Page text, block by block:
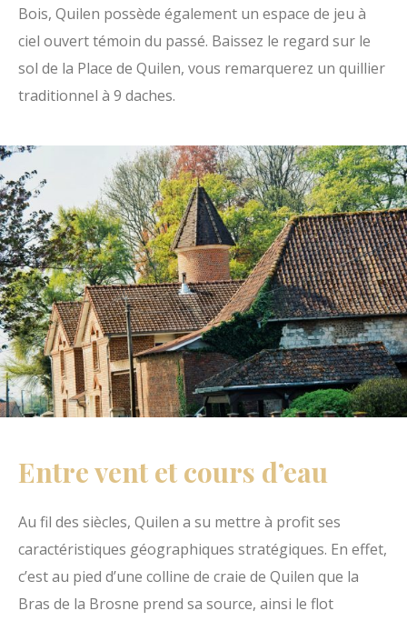
Bois, Quilen possède également un espace de jeu à
ciel ouvert témoin du passé. Baissez le regard sur le
sol de la Place de Quilen, vous remarquerez un quillier
traditionnel à 9 daches.
Entre vent et cours d’eau
Au fil des siècles, Quilen a su mettre à profit ses
caractéristiques géographiques stratégiques. En effet,
c’est au pied d’une colline de craie de Quilen que la
Bras de la Brosne prend sa source, ainsi le flot